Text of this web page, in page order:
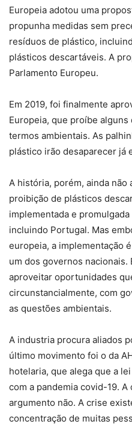
Europeia adotou uma
propunha medidas sem
resíduos de plástico,
plásticos descartáveis. A
Parlamento Europeu.
Em 2019, foi finalmente
Europeia, que proíbe
termos ambientais. As
plástico irão desaparecer já
A história, porém, ainda não
proibição de plásticos
implementada e
incluindo Portugal. Mas
europeia, a implementação
um dos governos nacionais.
aproveitar oportunidades
circunstancialmente, com
as questões ambientais.
A industria procura aliados
último movimento foi o da
hotelaria, que alega que a
com a pandemia covid-19.
argumento não. A crise
concentração de muitas